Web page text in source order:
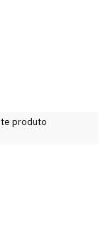
produto